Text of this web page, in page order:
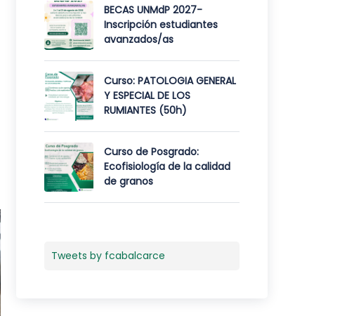
BECAS UNMdP 2027-
Inscripción estudiantes
avanzados/as
Curso: PATOLOGIA GENERAL
Y ESPECIAL DE LOS
RUMIANTES (50h)
Curso de Posgrado:
Ecofisiología de la calidad
de granos
Tweets by fcabalcarce